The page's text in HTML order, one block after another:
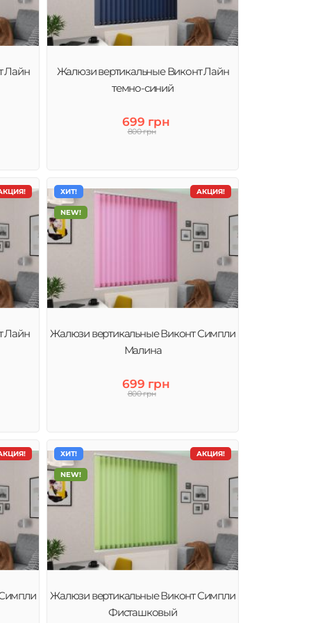
Лайн
Жалюзи вертикальные Виконт Лайн
темно-синий
699 грн
800 грн
Лайн
АКЦИЯ!
ХИТ!
NEW!
Жалюзи вертикальные Виконт Симпли
Малина
699 грн
800 грн
АКЦИЯ!
ХИТ!
NEW!
Жалюзи вертикальные Виконт Симпли
Фисташковый